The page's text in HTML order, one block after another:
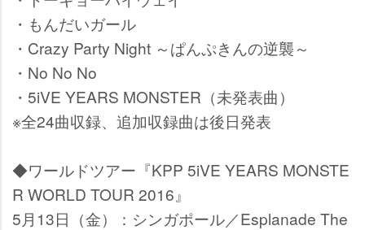
・もんだいガール
・Crazy Party Night ～ぱんぷきんの逆襲～
・No No No
・5iVE YEARS MONSTER（未発表曲）
※全24曲収録、追加収録曲は後日発表
◆ワールドツアー『KPP 5iVE YEARS MONSTE
R WORLD TOUR 2016』
5月13日（金）：シンガポール／Esplanade The